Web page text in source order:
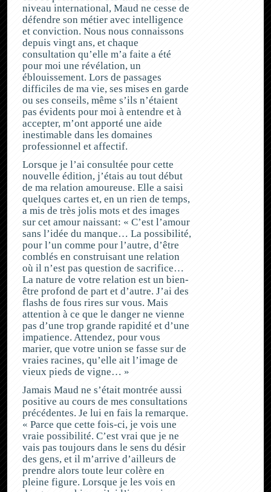
niveau international, Maud ne cesse de
défendre son métier avec intelligence
et conviction. Nous nous connaissons
depuis vingt ans, et chaque
consultation qu’elle m’a faite a été
pour moi une révélation, un
éblouissement. Lors de passages
difficiles de ma vie, ses mises en garde
ou ses conseils, même s’ils n’étaient
pas évidents pour moi à entendre et à
accepter, m’ont apporté une aide
inestimable dans les domaines
professionnel et affectif.
Lorsque je l’ai consultée pour cette
nouvelle édition, j’étais au tout début
de ma relation amoureuse. Elle a saisi
quelques cartes et, en un rien de temps,
a mis de très jolis mots et des images
sur cet amour naissant: « C’est l’amour
sans l’idée du manque… La possibilité,
pour l’un comme pour l’autre, d’être
comblés en construisant une relation
où il n’est pas question de sacrifice…
La nature de votre relation est un bien-
être profond de part et d’autre. J’ai des
flashs de fous rires sur vous. Mais
attention à ce que le danger ne vienne
pas d’une trop grande rapidité et d’une
impatience. Attendez, pour vous
marier, que votre union se fasse sur de
vraies racines, qu’elle ait l’image de
vieux pieds de vigne… »
Jamais Maud ne s’était montrée aussi
positive au cours de mes consultations
précédentes. Je lui en fais la remarque.
« Parce que cette fois-ci, je vois une
vraie possibilité. C’est vrai que je ne
vais pas toujours dans le sens du désir
des gens, et il m’arrive d’ailleurs de
prendre alors toute leur colère en
pleine figure. Lorsque je les vois en